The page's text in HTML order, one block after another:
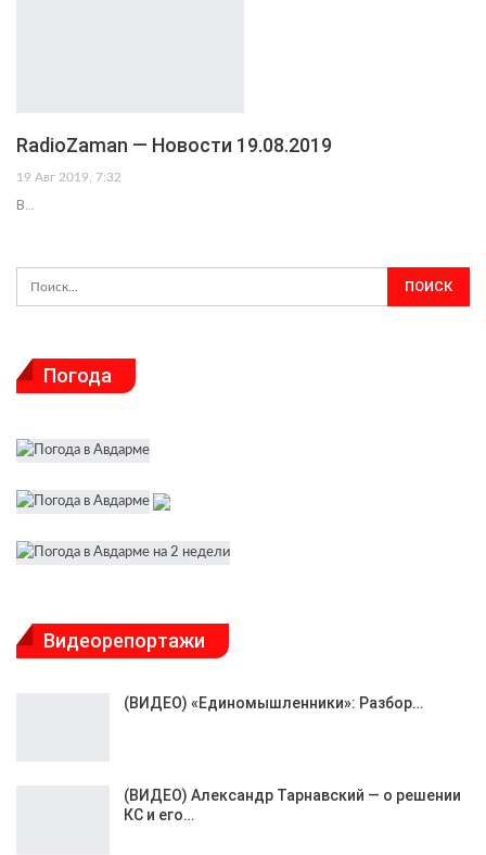
RadioZaman — Новости 19.08.2019
19 Авг 2019, 7:32
В…
Погода
Видеорепортажи
(ВИДЕО) «Единомышленники»: Разбор…
(ВИДЕО) Александр Тарнавский — о решении
КС и его…